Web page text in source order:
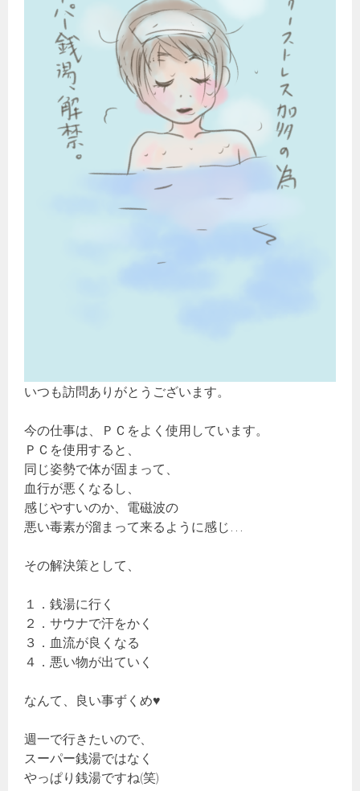
いつも訪問ありがとうございます。
今の仕事は、ＰＣをよく使用しています。
ＰＣを使用すると、
同じ姿勢で体が固まって、
血行が悪くなるし、
感じやすいのか、電磁波の
悪い毒素が溜まって来るように感じ…
その解決策として、
１．銭湯に行く
２．サウナで汗をかく
３．血流が良くなる
４．悪い物が出ていく
なんて、良い事ずくめ♥
週一で行きたいので、
スーパー銭湯ではなく
やっぱり銭湯ですね(笑)